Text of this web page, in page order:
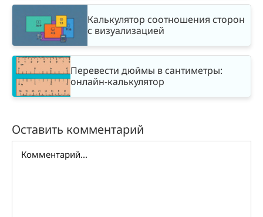
Калькулятор соотношения сторон
с визуализацией
Перевести дюймы в сантиметры:
онлайн-калькулятор
Оставить комментарий